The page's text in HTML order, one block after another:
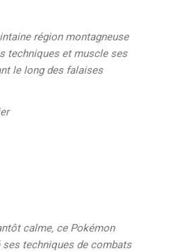
région montagneuse
techniques et muscle ses
le long des falaises
calme, ce Pokémon
ses techniques de combats